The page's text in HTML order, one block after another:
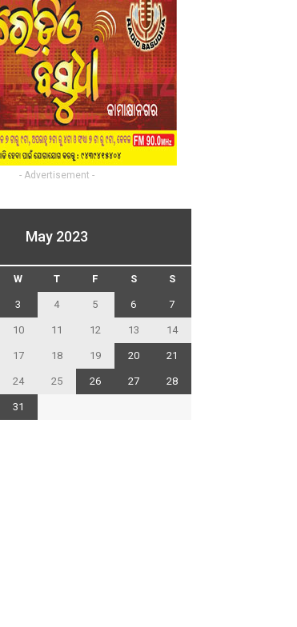
- Advertisement -
May 2023
W T F S S
3 4 5 6 7
10 11 12 13 14
17 18 19 20 21
24 25 26 27 28
31